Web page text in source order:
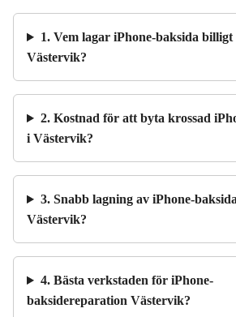
1. Vem lagar iPhone-baksida billigt
Västervik?
2. Kostnad för att byta krossad
i Västervik?
3. Snabb lagning av iPhone-
Västervik?
4. Bästa verkstaden för iPhone-
baksidereparation Västervik?